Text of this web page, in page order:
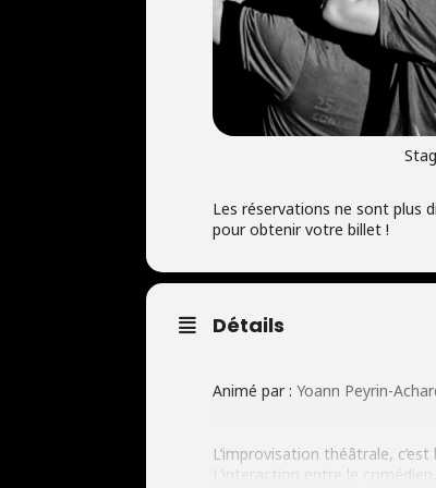
Les réservations ne sont plus
pour obtenir votre billet !
Détails
Animé par :Yoann Peyrin-
L’improvisation théâtrale,
L’interaction entre le